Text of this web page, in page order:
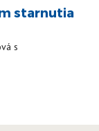
starnutia
s